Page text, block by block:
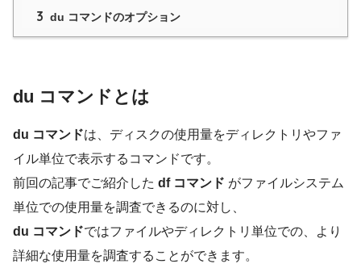
3 du コマンドのオプション
du コマンドとは
du コマンドは、ディスクの使用量をディレクトリやファ
イル単位で表示するコマンドです。
前回の記事でご紹介した df コマンド がファイルシステム
単位での使用量を調査できるのに対し、
du コマンドではファイルやディレクトリ単位での、より
詳細な使用量を調査することができます。